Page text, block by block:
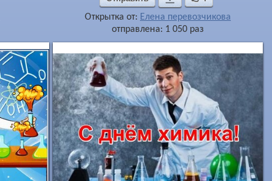
Открытка от: Елена перевозчикова
отправлена: 1 050 раз